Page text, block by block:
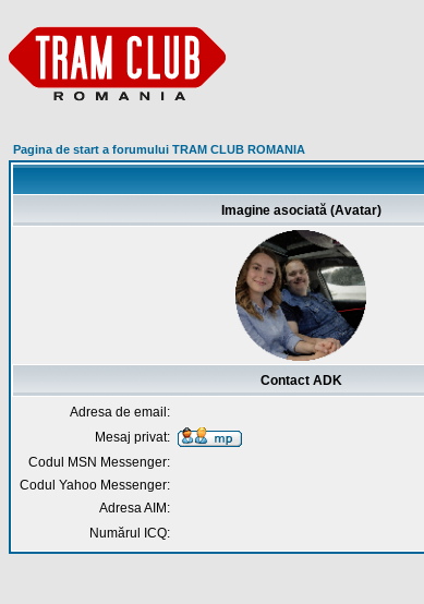
Pagina de start a forumului TRAM CLUB ROMANIA
Imagine asociată (Avatar)
Contact ADK
Adresa de email:
Mesaj privat:
Codul MSN Messenger:
Codul Yahoo Messenger:
Adresa AIM:
Numărul ICQ: